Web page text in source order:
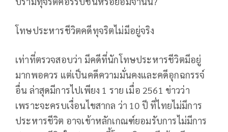
โทษประหารชีวิตคดีทุจริตไม่มีอยู่จริง
เท่าที่ตรวจสอบว่า มีคดีที่นักโทษประหารชีวิตมีอยู่
มากพอควร แต่เป็นคดีความมั่นคงและคดีอุกฉกรรจ์
อื่น ล่าสุดมีการไปเพียง 1 ราย เมื่อ 2561 ข่าวว่า
เพราะจะครบเงื่อนไขสากล ว่า 10 ปี ที่ไทยไม่มีการ
ประหารชีวิต อาจเข้าหลักเกณฑ์ยอมรับการไม่มีการ